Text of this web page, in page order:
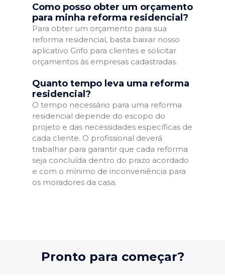
Como posso obter um orçamento
para minha reforma residencial?
Para obter um orçamento para sua
reforma residencial, basta baixar nosso
aplicativo Grifo para clientes e solicitar
orçamentos às empresas cadastradas.
Quanto tempo leva uma reforma
residencial?
O tempo necessário para uma reforma
residencial depende do escopo do
projeto e das necessidades específicas de
cada cliente. O profissional deverá
trabalhar para garantir que cada reforma
seja concluída dentro do prazo acordado
e com o mínimo de inconveniência para
os moradores da casa.
Pronto para começar?